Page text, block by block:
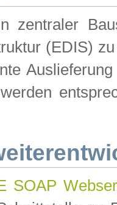
zentraler
(EDIS)
SOAP